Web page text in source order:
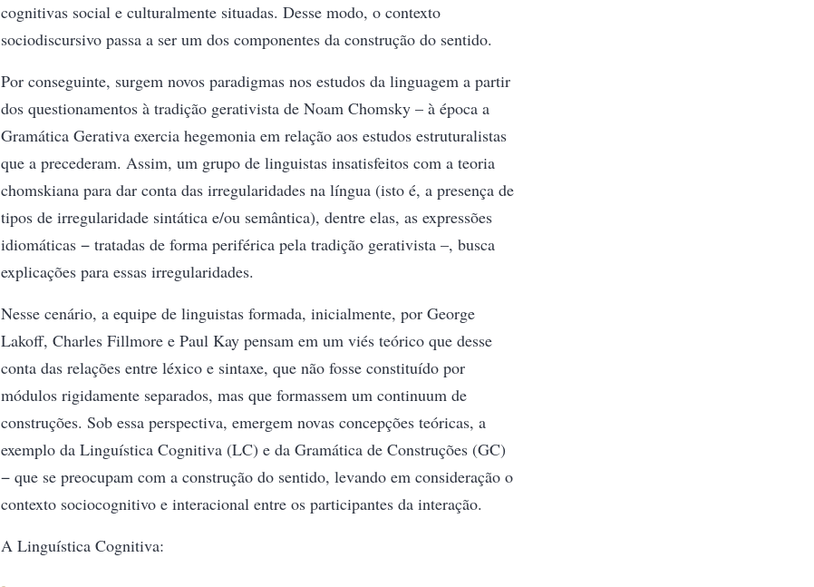
cognitivas social e culturalmente situadas. Desse modo, o contexto
sociodiscursivo passa a ser um dos componentes da construção do sentido.
Por conseguinte, surgem novos paradigmas nos estudos da linguagem a partir
dos questionamentos à tradição gerativista de Noam Chomsky – à época a
Gramática Gerativa exercia hegemonia em relação aos estudos estruturalistas
que a precederam. Assim, um grupo de linguistas insatisfeitos com a teoria
chomskiana para dar conta das irregularidades na língua (isto é, a presença de
tipos de irregularidade sintática e/ou semântica), dentre elas, as expressões
idiomáticas − tratadas de forma periférica pela tradição gerativista –, busca
explicações para essas irregularidades.
Nesse cenário, a equipe de linguistas formada, inicialmente, por George
Lakoff, Charles Fillmore e Paul Kay pensam em um viés teórico que desse
conta das relações entre léxico e sintaxe, que não fosse constituído por
módulos rigidamente separados, mas que formassem um continuum de
construções. Sob essa perspectiva, emergem novas concepções teóricas, a
exemplo da Linguística Cognitiva (LC) e da Gramática de Construções (GC)
− que se preocupam com a construção do sentido, levando em consideração o
contexto sociocognitivo e interacional entre os participantes da interação.
A Linguística Cognitiva: